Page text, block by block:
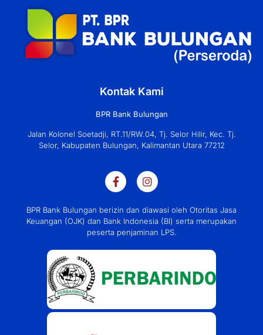
Kontak Kami
BPR Bank Bulungan
Jalan Kolonel Soetadji, RT.11/RW.04, Tj. Selor Hilir, Kec. Tj.
Selor, Kabupaten Bulungan, Kalimantan Utara 77212
BPR Bank Bulungan berizin dan diawasi oleh Otoritas Jasa
Keuangan (OJK) dan Bank Indonesia (BI) serta merupakan
peserta penjaminan LPS.